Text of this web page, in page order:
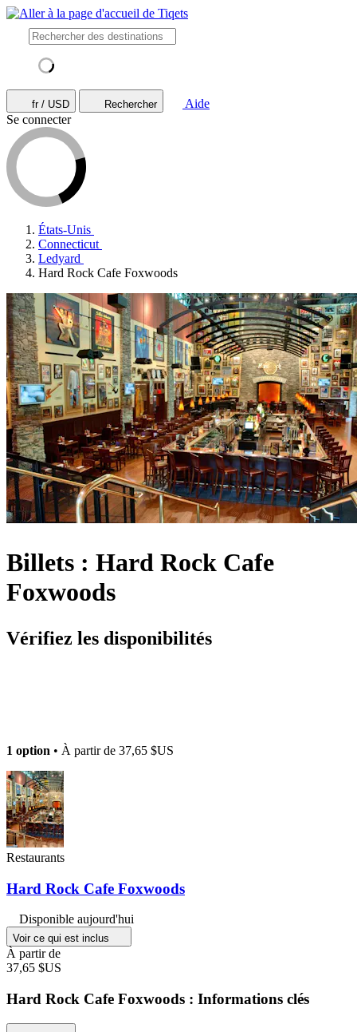
fr / USD Rechercher
Aide
Se connecter
États-Unis
Connecticut
Ledyard
Hard Rock Cafe Foxwoods
Billets : Hard Rock Cafe
Foxwoods
Vérifiez les disponibilités
1 option • À partir de 37,65 $US
Restaurants
Hard Rock Cafe Foxwoods
Disponible aujourd'hui
Voir ce qui est inclus
À partir de
37,65 $US
Hard Rock Cafe Foxwoods : Informations clés